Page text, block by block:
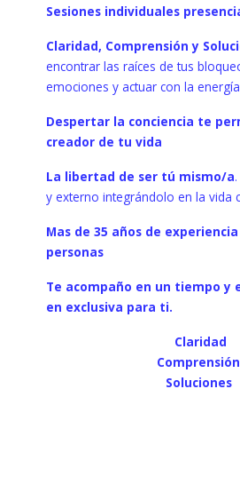
Sesiones individuales
Claridad, Comprensión y
encontrar las raíces de tus
emociones y actuar con la
Despertar la conciencia te
creador de tu vida
La libertad de ser tú mismo/a
y externo integrándolo en la vida
Mas de 35 años de
personas
Te acompaño en un tiempo y
en exclusiva para ti.
Claridad
Comprensión
Soluciones